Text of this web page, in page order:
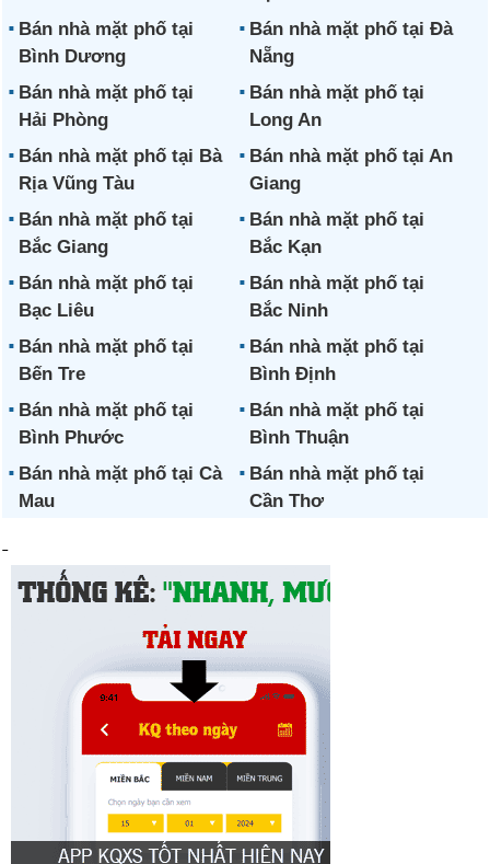
Bán nhà mặt phố tại
Bình Dương
Bán nhà mặt phố tại Đà
Nẵng
Bán nhà mặt phố tại
Hải Phòng
Bán nhà mặt phố tại
Long An
Bán nhà mặt phố tại Bà
Rịa Vũng Tàu
Bán nhà mặt phố tại An
Giang
Bán nhà mặt phố tại
Bắc Giang
Bán nhà mặt phố tại
Bắc Kạn
Bán nhà mặt phố tại
Bạc Liêu
Bán nhà mặt phố tại
Bắc Ninh
Bán nhà mặt phố tại
Bến Tre
Bán nhà mặt phố tại
Bình Định
Bán nhà mặt phố tại
Bình Phước
Bán nhà mặt phố tại
Bình Thuận
Bán nhà mặt phố tại Cà
Mau
Bán nhà mặt phố tại
Cần Thơ